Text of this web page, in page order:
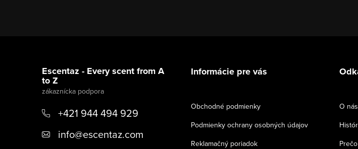
Escentaz - Every scent from A
to Z
+421 944 494 929
info@escentaz.com
Informácie pre vás
Obchodné podmienky
Podmienky ochrany osobných údajov
Reklamačný poriadok
O nás